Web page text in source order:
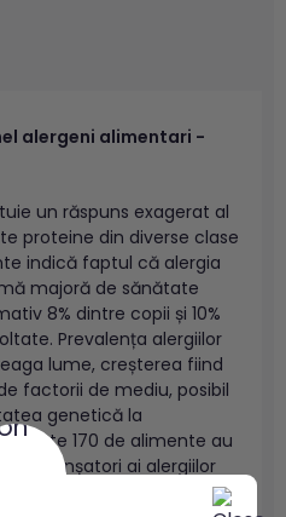
alergeni alimentari -
un răspuns exagerat al
proteine din diverse clase
indică faptul că alergia
majoră de sănătate
8% dintre copii și 10%
Prevalența alergiilor
lume, creșterea fiind
factorii de mediu, posibil
genetică la
peste 170 de alimente au
declanșatori ai alergiilor
reprezintă cauza